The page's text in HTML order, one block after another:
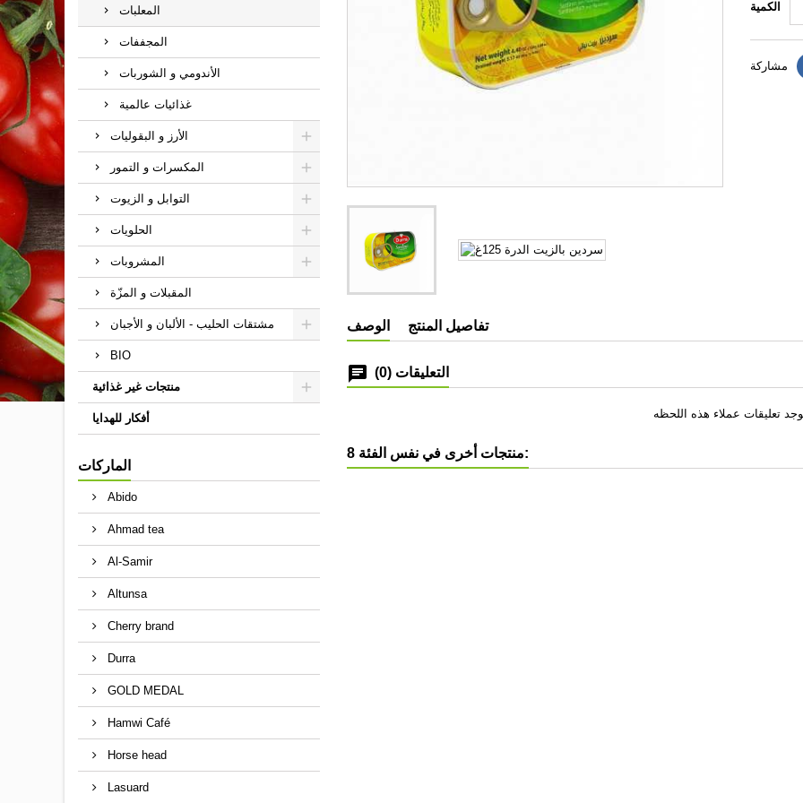
المعلبات
المجففات
الأندومي و الشوربات
غذائيات عالمية
الأرز و البقوليات
المكسرات و التمور
التوابل و الزيوت
الحلويات
المشروبات
المقبلات و المزّة
مشتقات الحليب - الألبان و الأجبان
BIO
منتجات غير غذائية
أفكار للهدايا
الماركات
Abido
Ahmad tea
Al-Samir
Altunsa
Cherry brand
Durra
GOLD MEDAL
Hamwi Café
Horse head
Lasuard
الكمية
مشاركة
الوصف تفاصيل المنتج
التعليقات (0)
8 منتجات أخرى في نفس الفئة: